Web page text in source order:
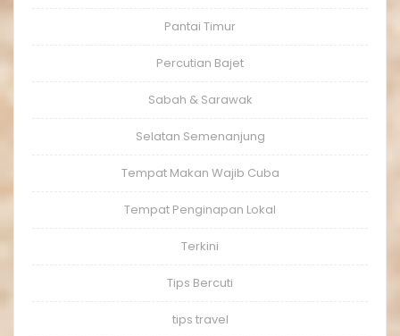
Pantai Timur
Percutian Bajet
Sabah & Sarawak
Selatan Semenanjung
Tempat Makan Wajib Cuba
Tempat Penginapan Lokal
Terkini
Tips Bercuti
tips travel